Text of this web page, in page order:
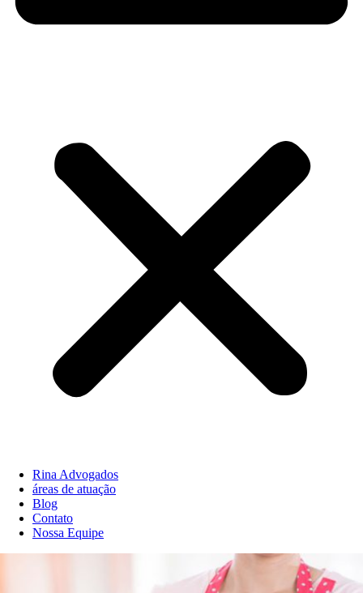
Rina Advogados
áreas de atuação
Blog
Contato
Nossa Equipe